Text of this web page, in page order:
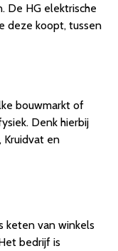
De HG elektrische
deze koopt, tussen
bouwmarkt of
Denk hierbij
Kruidvat en
keten van winkels
bedrijf is